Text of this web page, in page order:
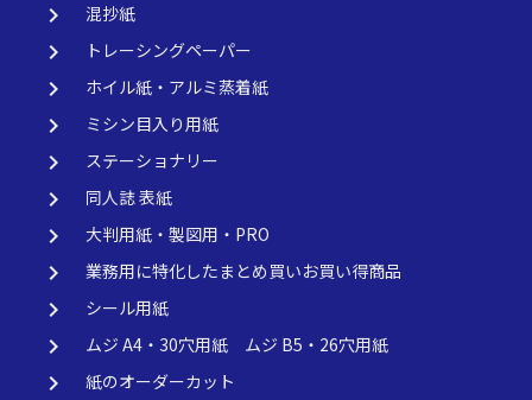
keyboard_arrow_right 混抄紙
keyboard_arrow_right トレーシングペーパー
keyboard_arrow_right ホイル紙・アルミ蒸着紙
keyboard_arrow_right ミシン目入り用紙
keyboard_arrow_right ステーショナリー
keyboard_arrow_right 同人誌 表紙
keyboard_arrow_right 大判用紙・製図用・PRO
keyboard_arrow_right 業務用に特化したまとめ買いお買い得商品
keyboard_arrow_right シール用紙
keyboard_arrow_right ムジ A4・30穴用紙 ムジ B5・26穴用紙
keyboard_arrow_right 紙のオーダーカット